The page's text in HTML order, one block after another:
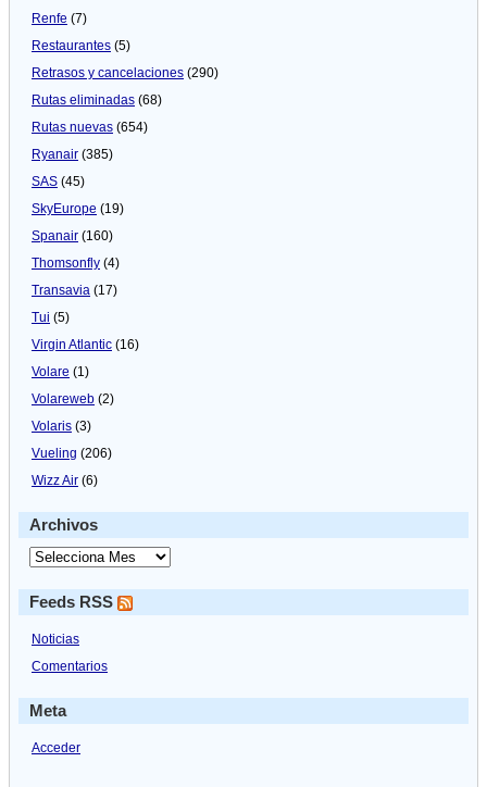
Renfe (7)
Restaurantes (5)
Retrasos y cancelaciones (290)
Rutas eliminadas (68)
Rutas nuevas (654)
Ryanair (385)
SAS (45)
SkyEurope (19)
Spanair (160)
Thomsonfly (4)
Transavia (17)
Tui (5)
Virgin Atlantic (16)
Volare (1)
Volareweb (2)
Volaris (3)
Vueling (206)
Wizz Air (6)
Archivos
Feeds RSS
Noticias
Comentarios
Meta
Acceder